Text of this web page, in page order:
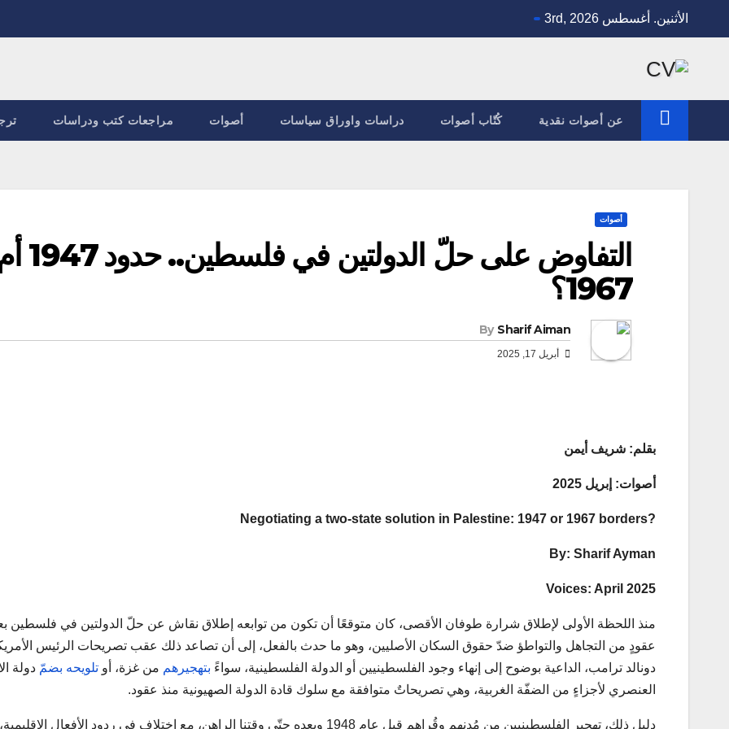
to
content
الأثنين. أغسطس 3rd, 2026
عن أصوات نقدية كُتّاب أصوات دراسات واوراق سياسات أصوات مراجعات كتب ودراسات
أصوات
التفاوض على حلّ الدولتين في
1967؟
By Sharif Aiman
أبريل 17, 2025
بقلم: شريف أيمن
أصوات: إبريل 2025
?Negotiating a two-state solution in Palestine: 1947 or 1967 borders
By: Sharif Ayman
Voices: April 2025
منذ اللحظة الأولى لإطلاق شرارة طوفان الأقصى، كان متوقعًا أن تكون من توابعه إطلاق نقاش عن حلّ الدولتين في فلسطين
عقودٍ من التجاهل والتواطؤ ضدّ حقوق السكان الأصليين، وهو ما حدث بالفعل، إلى أن تصاعد ذلك عقب تصريحات الرئيس
دونالد ترامب، الداعية بوضوح إلى إنهاء وجود الفلسطينيين أو الدولة الفلسطينية، سواءً بتهجيرهم من غزة، أو تلويحه بضمّ دولة
العنصري لأجزاءٍ من الضفّة الغربية، وهي تصريحاتٌ متوافقة مع سلوك قادة الدولة الصهيونية منذ عقود.
دليل ذلك، تهجير الفلسطينيين من مُدنهم وقُراهم قبل عام 1948 وبعده حتّى وقتنا الراهن، مع اختلاف في ردود الأفعال